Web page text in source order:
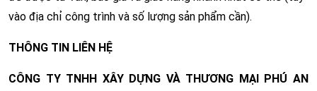
vào địa chỉ công trình và số lượng sản phẩm cần).
THÔNG TIN LIÊN HỆ
CÔNG TY TNHH XÂY DỰNG VÀ THƯƠNG MẠI PHÚ AN